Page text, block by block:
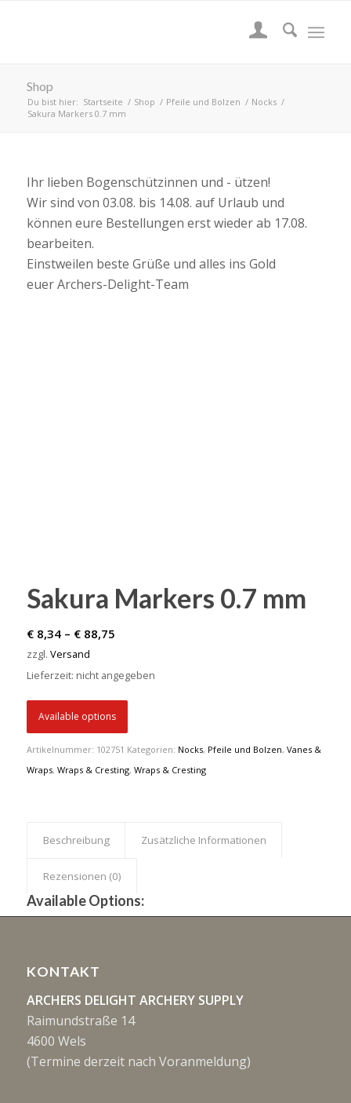
Shop
Du bist hier: Startseite / Shop / Pfeile und Bolzen / Nocks /
Sakura Markers 0.7 mm
Ihr lieben Bogenschützinnen und - ützen!
Wir sind von 03.08. bis 14.08. auf Urlaub und
können eure Bestellungen erst wieder ab 17.08.
bearbeiten.
Einstweilen beste Grüße und alles ins Gold
euer Archers-Delight-Team
Sakura Markers 0.7 mm
€8,34 – €88,75Preisspanne:
bis
zzgl. Versand
Lieferzeit: nicht angegeben
Available options
Artikelnummer: 102751 Kategorien: Nocks, Pfeile und Bolzen, Vanes &
Wraps, Wraps & Cresting, Wraps & Cresting
Beschreibung Zusätzliche Informationen
Rezensionen (0)
Available Options:
KONTAKT
ARCHERS DELIGHT ARCHERY SUPPLY
Raimundstraße 14
4600 Wels
(Termine derzeit nach Voranmeldung)